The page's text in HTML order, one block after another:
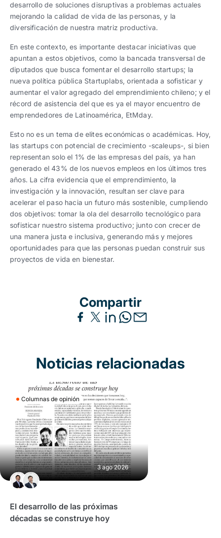
desarrollo de soluciones disruptivas a problemas actuales
mejorando la calidad de vida de las personas, y la
diversificación de nuestra matriz productiva.
En este contexto, es importante destacar iniciativas que
apuntan a estos objetivos, como la bancada transversal de
diputados que busca fomentar el desarrollo startups; la
nueva política pública Startuplabs, orientada a sofisticar y
aumentar el valor agregado del emprendimiento chileno; y el
récord de asistencia del que es ya el mayor encuentro de
emprendedores de Latinoamérica, EtMday.
Esto no es un tema de elites económicas o académicas. Hoy,
las startups con potencial de crecimiento -scaleups-, si bien
representan solo el 1% de las empresas del país, ya han
generado el 43% de los nuevos empleos en los últimos tres
años. La cifra evidencia que el emprendimiento, la
investigación y la innovación, resultan ser clave para
acelerar el paso hacia un futuro más sostenible, cumpliendo
dos objetivos: tomar la ola del desarrollo tecnológico para
sofisticar nuestro sistema productivo; junto con crecer de
una manera justa e inclusiva, generando más y mejores
oportunidades para que las personas puedan construir sus
proyectos de vida en bienestar.
Compartir
Noticias relacionadas
Columnas de opinión
3 ago 2026
El desarrollo de las próximas
décadas se construye hoy